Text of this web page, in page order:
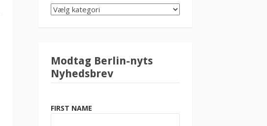
SØG
KATEGORI
Modtag Berlin-nyts
Nyhedsbrev
FIRST NAME